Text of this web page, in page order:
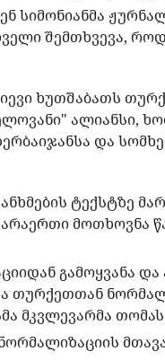
შემთხვევა,
ხუთშაბათს
და
ტექსტზე
მოთხოვნა
გამოყვანა და
თურქეთთან
მკვლევარმა